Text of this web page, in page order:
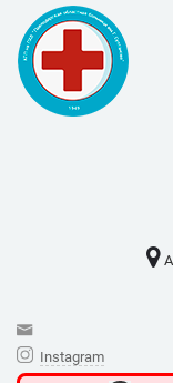
Instagram